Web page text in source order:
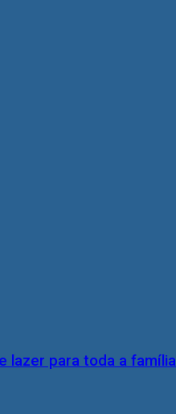
lazer para toda a família